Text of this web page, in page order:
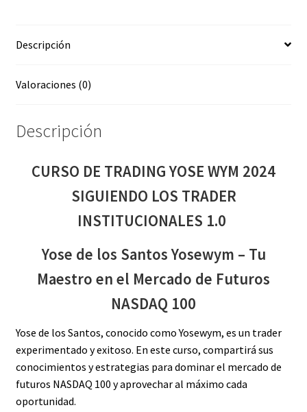
INSTITUCIONALES
cantidad
Descripción
Valoraciones (0)
Descripción
CURSO DE TRADING YOSE WYM 2024
SIGUIENDO LOS TRADER
INSTITUCIONALES 1.0
Yose de los Santos Yosewym – Tu
Maestro en el Mercado de Futuros
NASDAQ 100
Yose de los Santos, conocido como Yosewym, es un trader
experimentado y exitoso. En este curso, compartirá sus
conocimientos y estrategias para dominar el mercado de
futuros NASDAQ 100 y aprovechar al máximo cada
oportunidad.